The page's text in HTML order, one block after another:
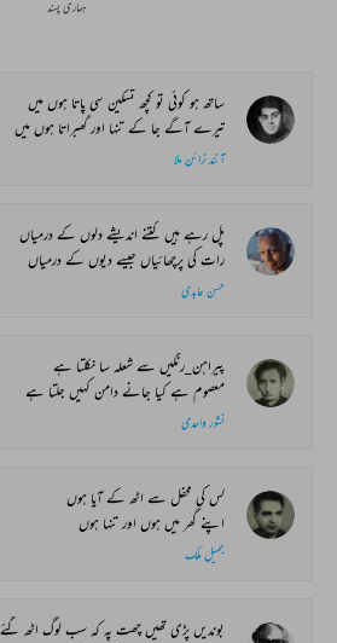
ہماری پسند
ساتھ ہو کوئی تو کچھ تسکین سی پاتا ہوں میں
تیرے آگے جا کے تنہا اور گھبراتا ہوں میں
آنند نرائن ملا
پل رہے ہیں کتنے اندیشے دلوں کے درمیاں
رات کی پرچھائیاں جیسے دیوں کے درمیاں
حسن عابدی
پیراہن_رنگیں سے شعلہ سا نکلتا ہے
معصوم ہے کیا جانے دامن کہیں جلتا ہے
نشور واحدی
کس کی محفل سے اٹھ کے آیا ہوں
اپنے گھر میں ہوں اور تنہا ہوں
جمیل ملک
بوندیں پڑی تھیں چھت پہ کہ سب لوگ اٹھ گئے